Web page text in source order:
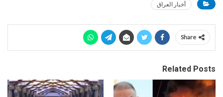
أخبار العراق
Share
Related Posts